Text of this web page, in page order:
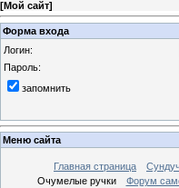
[Мой сайт]
Форма входа
Логин:
Пароль:
запомнить
Меню сайта
Главная страница
Очумелые ручки
Форум